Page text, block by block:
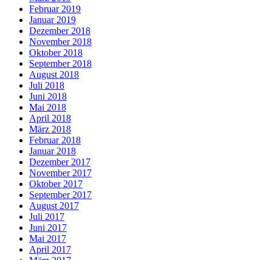
Februar 2019
Januar 2019
Dezember 2018
November 2018
Oktober 2018
September 2018
August 2018
Juli 2018
Juni 2018
Mai 2018
April 2018
März 2018
Februar 2018
Januar 2018
Dezember 2017
November 2017
Oktober 2017
September 2017
August 2017
Juli 2017
Juni 2017
Mai 2017
April 2017